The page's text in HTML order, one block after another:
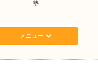
塾
メニュー